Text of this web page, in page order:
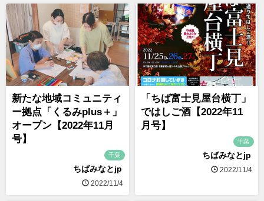
新たな地域コミュニティ
ー拠点「くるみplus＋」
オープン【2022年11月
号】
千葉
ちばみなとjp
2022/11/4
「ちば富士見屋台横丁」
ではしご酒【2022年11
月号】
千葉
ちばみなとjp
2022/11/4